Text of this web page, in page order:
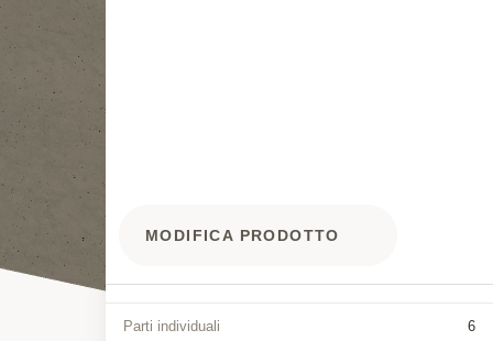
MODIFICA PRODOTTO
Parti individuali
6